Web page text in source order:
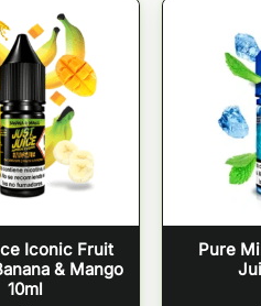
Iconic Fruit
& Mango
10ml
Pure